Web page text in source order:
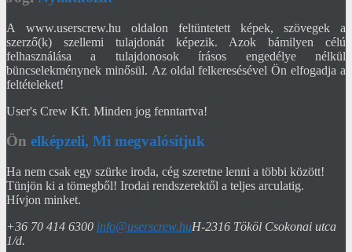
A www.userscrew.hu oldalon feltüntetett képek, szövegek a
szerző(k) szellemi tulajdonát képezik. Azok bámilyen célú
felhasználása a tulajdonosok írásos engedélye nélkül
büncselekménynek minősül. Az oldal felkeresésével Ön elfogadja a
feltételeket!
User's Crew Kft. Minden jog fenntartva!
Ön elképzeli, Mi megvalósítjuk
Ha nem csak egy szürke iroda, cég szeretne lenni a többi között!
Tünjön ki a tömegből! Irodai rendszerektől a teljes arculatig.
Hívjon minket.
+36 70 414 6300 info@userscrew.huH-2316 Tököl Csokonai utca
1/d.